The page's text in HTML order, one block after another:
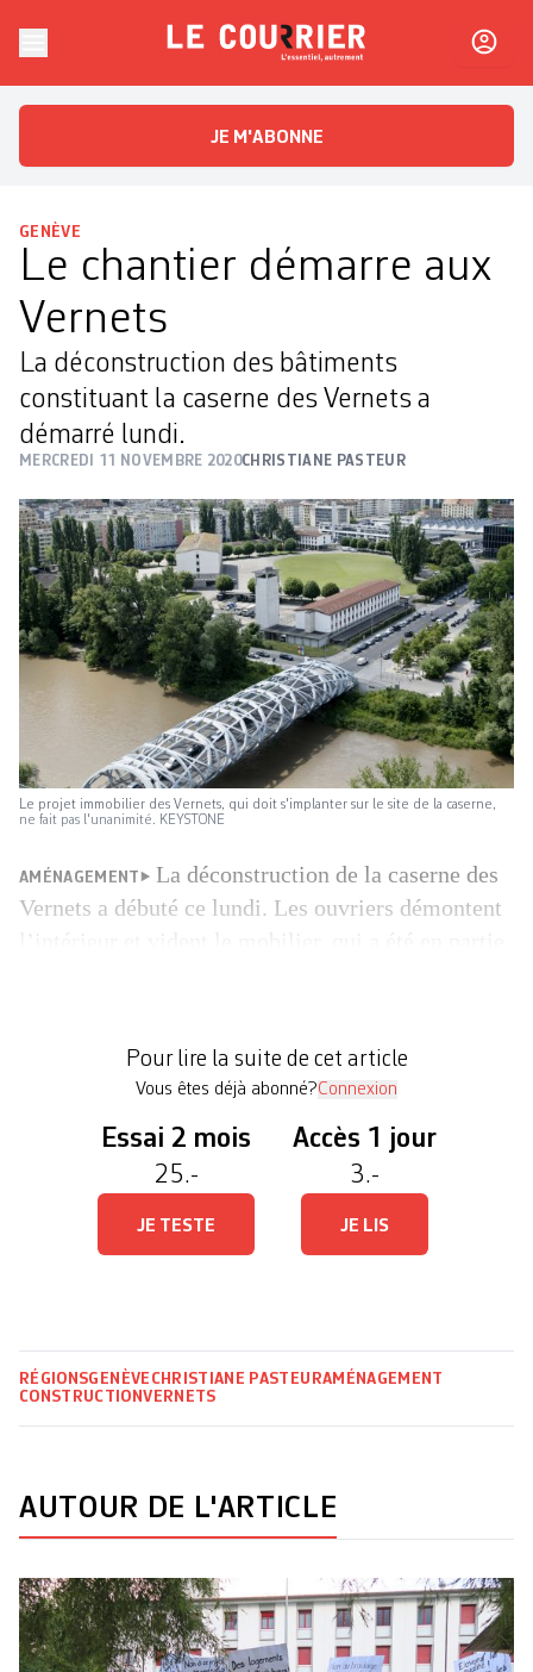
Le CourrierL'essentiel, autrement
JE M'ABONNE
GENÈVE
Le chantier démarre aux
Vernets
La déconstruction des bâtiments
constituant la caserne des Vernets a
démarré lundi.
MERCREDI 11 NOVEMBRE 2020CHRISTIANE PASTEUR
Le projet immobilier des Vernets, qui doit s'implanter sur le site de la caserne,
ne fait pas l'unanimité. KEYSTONE
AMÉNAGEMENT
La déconstruction de la caserne des
Vernets a débuté ce lundi. Les ouvriers démontent
seront revalorisés sur le site en servant à la […]
Pour lire la suite de cet article
Vous êtes déjà abonné?Connexion
Essai 2 mois
25.-
JE TESTE
Accès 1 jour
3.-
JE LIS
RÉGIONSGENÈVE CHRISTIANE PASTEURAMÉNAGEMENT
CONSTRUCTIONVERNETS
AUTOUR DE L'ARTICLE